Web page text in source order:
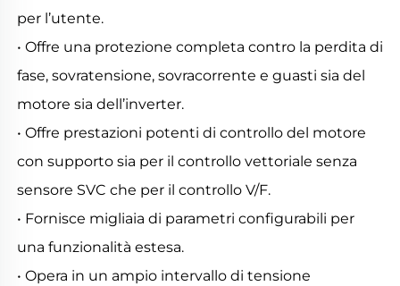
per l’utente.
• Offre una protezione completa contro la perdita di
fase, sovratensione, sovracorrente e guasti sia del
motore sia dell’inverter.
• Offre prestazioni potenti di controllo del motore
con supporto sia per il controllo vettoriale senza
sensore SVC che per il controllo V/F.
• Fornisce migliaia di parametri configurabili per
una funzionalità estesa.
• Opera in un ampio intervallo di tensione